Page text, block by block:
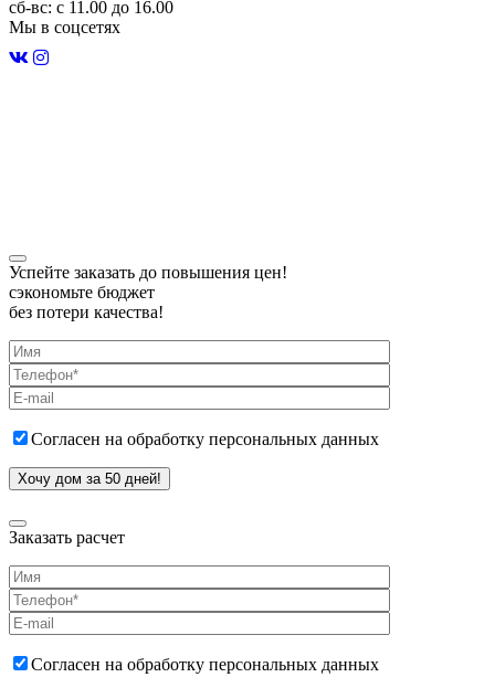
сб-вс: с 11.00 до 16.00
Мы в соцсетях
Успейте заказать до повышения цен!
сэкономьте бюджет
без потери качества!
Согласен на обработку персональных данных
Заказать расчет
Согласен на обработку персональных данных